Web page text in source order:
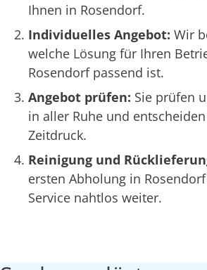
Ihnen in Rosendorf.
Individuelles Angebot: Wir
welche Lösung für Ihren
Rosendorf passend ist.
Angebot prüfen: Sie prüfen
in aller Ruhe und
Zeitdruck.
Reinigung und
ersten Abholung in
Service nahtlos weiter.